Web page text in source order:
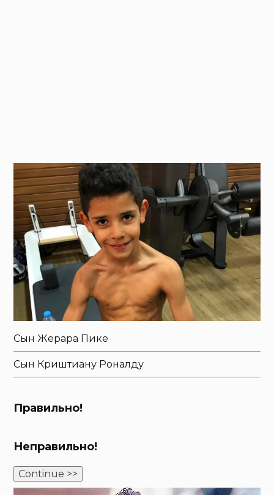
Сын Жерара Пике
Сын Криштиану Роналду
Правильно!
Неправильно!
Continue >>